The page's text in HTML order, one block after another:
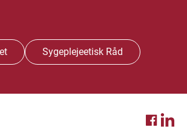
Sygeplejeetisk Råd